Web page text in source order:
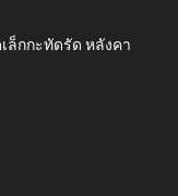
ล็กกะทัดรัด หลังคา